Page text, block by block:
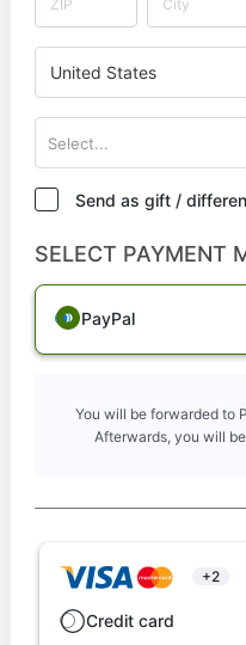
United States
Select...
Send as gift /
SELECT PAYMENT
PayPal
You will be forwarded to
Afterwards, you will
+2
Credit card